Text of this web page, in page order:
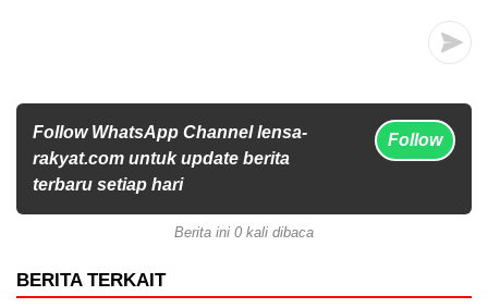
Follow WhatsApp Channel lensa-
rakyat.com untuk update berita
terbaru setiap hari
Follow
Berita ini 0 kali dibaca
BERITA TERKAIT